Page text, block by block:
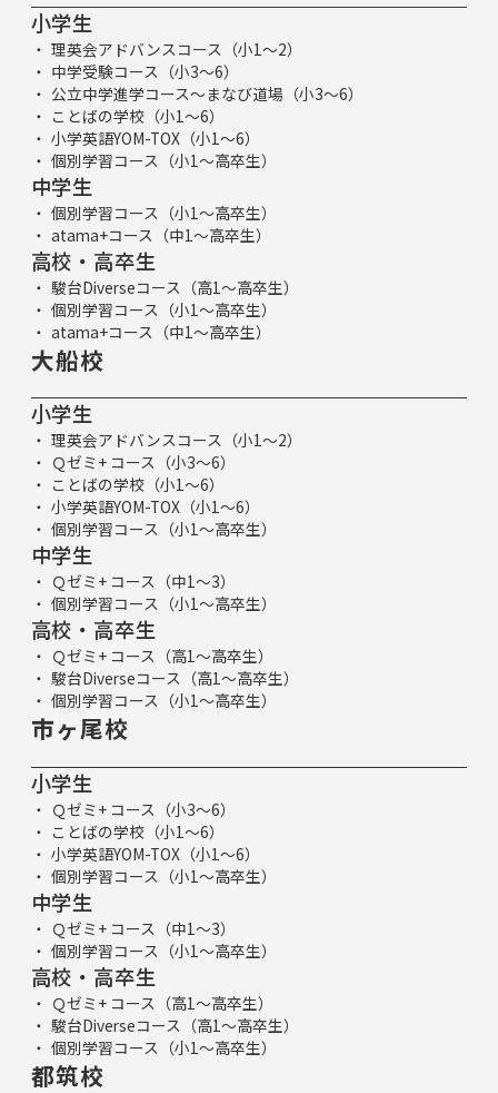
小学生
理英会アドバンスコース（小1～2）
中学受験コース（小3～6）
公立中学進学コース～まなび道場（小3～6）
ことばの学校（小1～6）
小学英語YOM-TOX（小1～6）
個別学習コース（小1～高卒生）
中学生
個別学習コース（小1～高卒生）
atama+コース（中1～高卒生）
高校・高卒生
駿台Diverseコース（高1～高卒生）
個別学習コース（小1～高卒生）
atama+コース（中1～高卒生）
大船校
小学生
理英会アドバンスコース（小1～2）
Ｑゼミ+ コース（小3～6）
ことばの学校（小1～6）
小学英語YOM-TOX（小1～6）
個別学習コース（小1～高卒生）
中学生
Ｑゼミ+ コース（中1～3）
個別学習コース（小1～高卒生）
高校・高卒生
Ｑゼミ+ コース（高1～高卒生）
駿台Diverseコース（高1～高卒生）
個別学習コース（小1～高卒生）
市ヶ尾校
小学生
Ｑゼミ+ コース（小3～6）
ことばの学校（小1～6）
小学英語YOM-TOX（小1～6）
個別学習コース（小1～高卒生）
中学生
Ｑゼミ+ コース（中1～3）
個別学習コース（小1～高卒生）
高校・高卒生
Ｑゼミ+ コース（高1～高卒生）
駿台Diverseコース（高1～高卒生）
個別学習コース（小1～高卒生）
都筑校